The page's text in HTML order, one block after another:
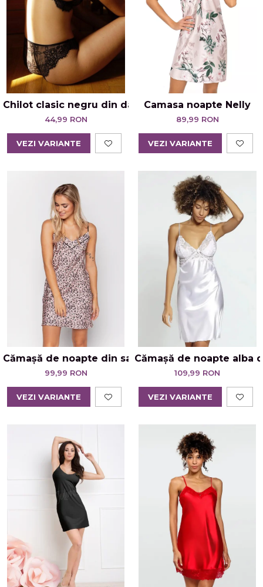
Chilot clasic negru din dantelă Iris
44,99 RON
VEZI VARIANTE
Camasa noapte Nelly
89,99 RON
VEZI VARIANTE
Cămașă de noapte din satin animal print – Be Wild
99,99 RON
VEZI VARIANTE
Cămașă de noapte alba
109,99 RON
VEZI VARIANTE